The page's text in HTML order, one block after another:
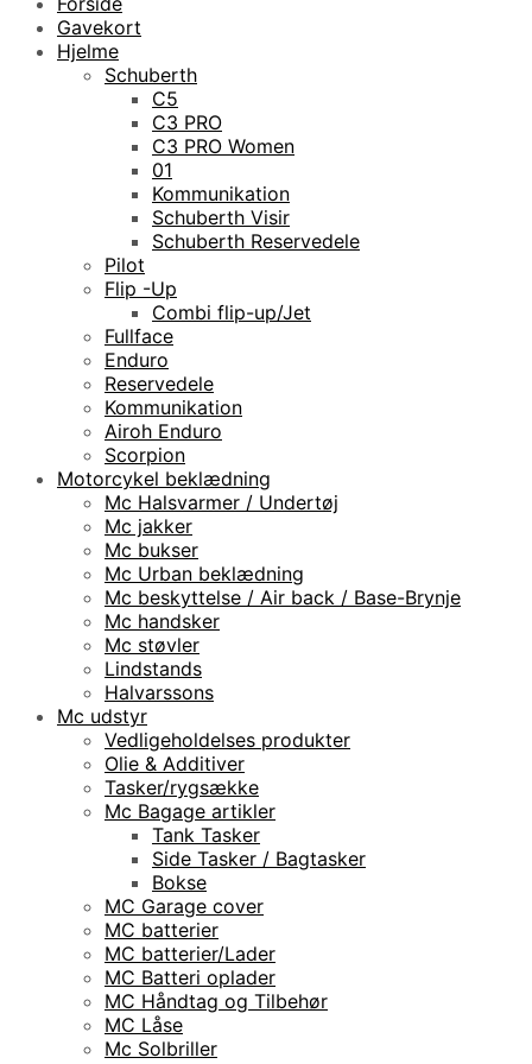
Gavekort
Hjelme
Schuberth
C5
C3 PRO
C3 PRO Women
01
Kommunikation
Schuberth Visir
Schuberth Reservedele
Pilot
Flip -Up
Combi flip-up/Jet
Fullface
Enduro
Reservedele
Kommunikation
Airoh Enduro
Scorpion
Motorcykel beklædning
Mc Halsvarmer / Undertøj
Mc jakker
Mc bukser
Mc Urban beklædning
Mc beskyttelse / Air back / Base-Brynje
Mc handsker
Mc støvler
Lindstands
Halvarssons
Mc udstyr
Vedligeholdelses produkter
Olie & Additiver
Tasker/rygsække
Mc Bagage artikler
Tank Tasker
Side Tasker / Bagtasker
Bokse
MC Garage cover
MC batterier
MC batterier/Lader
MC Batteri oplader
MC Håndtag og Tilbehør
MC Låse
Mc Solbriller